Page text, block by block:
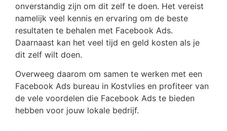
onverstandig zijn om dit zelf te doen. Het vereist
namelijk veel kennis en ervaring om de beste
resultaten te behalen met Facebook Ads.
Daarnaast kan het veel tijd en geld kosten als je
dit zelf wilt doen.
Overweeg daarom om samen te werken met een
Facebook Ads bureau in Kostvlies en profiteer van
de vele voordelen die Facebook Ads te bieden
hebben voor jouw lokale bedrijf.